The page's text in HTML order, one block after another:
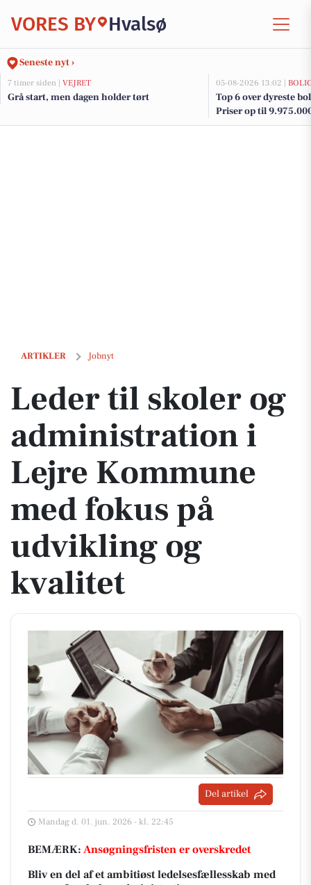
VORES BY Hvalsø
Seneste nyt ›
7 timer siden | VEJRET
Grå start, men dagen holder tørt
05-08-2026 13:02 |
Top 6 over dyreste
Priser op til
ARTIKLER Jobnyt
Leder til skoler og administration i Lejre Kommune med fokus på
Leder til skoler og
administration i
Lejre Kommune
med fokus på
udvikling og
kvalitet
Del artikel
Mandag d. 01. jun. 2026 - kl. 22:45
BEMÆRK: Ansøgningsfristen er overskredet
Bliv en del af et ambitiøst ledelsesfællesskab med